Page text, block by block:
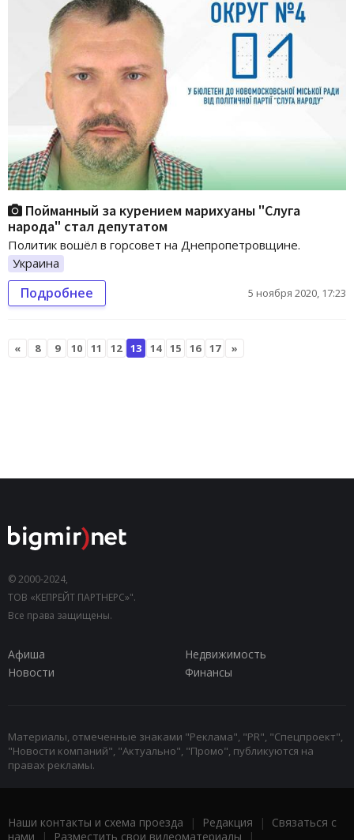
Пойманный за курением марихуаны "Слуга
народа" стал депутатом
Политик вошёл в горсовет на Днепропетровщине.
Украина
Подробнее 5 ноября 2020, 17:23
« 8 9 10 11 12 13 14 15 16 17 »
© 2000-2024,
ТОВ «КЕПРЕЙТ ПАРТНЕРС»".
Все права защищены.
Афиша
Недвижимость
Новости
Финансы
Материалы, отмеченные знаками "Реклама", "PR", "Спецпроект",
"Новости компаний", "Актуально", "Промо", публикуются на
правах рекламы.
Наши контакты и схема проезда | Редакция | Связаться с
нами | Разместить свои видеоматериалы |